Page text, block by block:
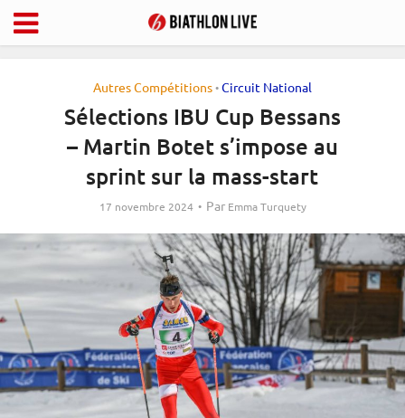
Autres Compétitions•Circuit National
Sélections IBU Cup Bessans
– Martin Botet s’impose au
sprint sur la mass-start
17 novembre 2024 Par Emma Turquety